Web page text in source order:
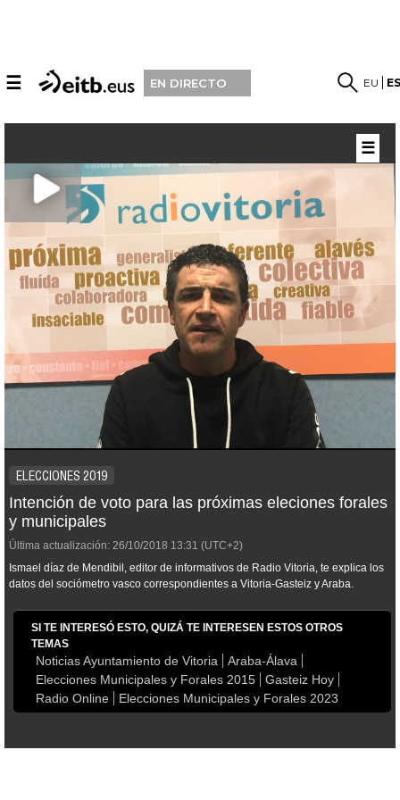
☰ EN DIRECTO EU
ELECCIONES 2019
Intención de voto para las próximas eleciones forales
y municipales
Última actualización: 26/10/2018 13:31 (UTC+2)
Ismael díaz de Mendibil, editor de informativos de Radio Vitoria, te explica los
datos del sociómetro vasco correspondientes a Vitoria-Gasteiz y Araba.
SI TE INTERESÓ ESTO, QUIZÁ TE INTERESEN ESTOS OTROS
TEMAS
Noticias Ayuntamiento de Vitoria
Araba-Álava
Elecciones Municipales y Forales 2015
Gasteiz Hoy
Radio Online
Elecciones Municipales y Forales 2023
☰